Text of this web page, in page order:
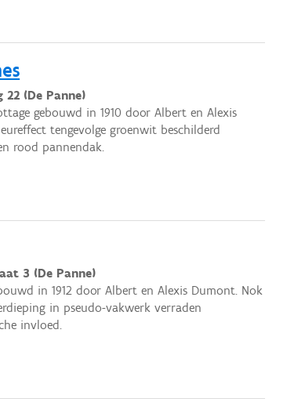
22 (De Panne)
gebouwd in 1910 door Albert en Alexis
tengevolge groenwit beschilderd
rood pannendak.
3 (De Panne)
in 1912 door Albert en Alexis Dumont. Nok
in pseudo-vakwerk verraden
invloed.